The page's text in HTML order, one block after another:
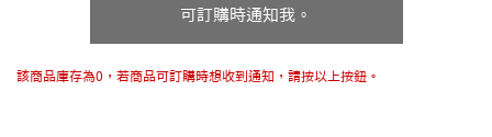
可訂購時通知我。
該商品庫存為0，若商品可訂購時想收到通知，請按以上按鈕。